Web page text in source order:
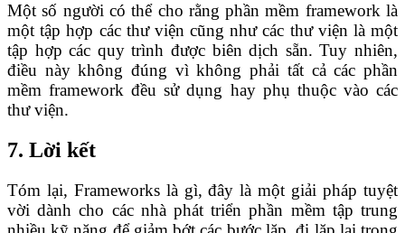
Một số người có thể cho rằng phần mềm framework là
một tập hợp các thư viện cũng như các thư viện là một
tập hợp các quy trình được biên dịch sẵn. Tuy nhiên,
điều này không đúng vì không phải tất cả các phần
mềm framework đều sử dụng hay phụ thuộc vào các
thư viện.
7. Lời kết
Tóm lại, Frameworks là gì, đây là một giải pháp tuyệt
vời dành cho các nhà phát triển phần mềm tập trung